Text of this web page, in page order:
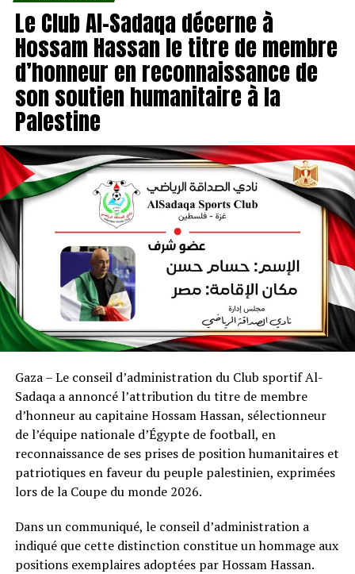
Le Club Al-Sadaqa décerne à
Hossam Hassan le titre de membre
d’honneur en reconnaissance de
son soutien humanitaire à la
Palestine
Gaza – Le conseil d’administration du Club sportif Al-
Sadaqa a annoncé l’attribution du titre de membre
d’honneur au capitaine Hossam Hassan, sélectionneur
de l’équipe nationale d’Égypte de football, en
reconnaissance de ses prises de position humanitaires et
patriotiques en faveur du peuple palestinien, exprimées
lors de la Coupe du monde 2026.
Dans un communiqué, le conseil d’administration a
indiqué que cette distinction constitue un hommage aux
positions exemplaires adoptées par Hossam Hassan.